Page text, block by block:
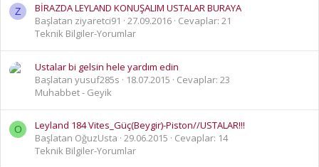
Z
BİRAZDA LEYLAND KONUŞALIM USTALAR BURAYA
Başlatan ziyaretci91
27.09.2016 Cevaplar: 21
Teknik Bilgiler-Yorumlar
Ustalar bi gelsin hele yardım edin
Başlatan yusuf285s
18.07.2015
Cevaplar: 23
Muhabbet - Geyik
O
Leyland 184 Vites_Güç(Beygir)-Piston//USTALAR!!!
Başlatan OğuzUsta 29.06.2015
Cevaplar: 14
Teknik Bilgiler-Yorumlar